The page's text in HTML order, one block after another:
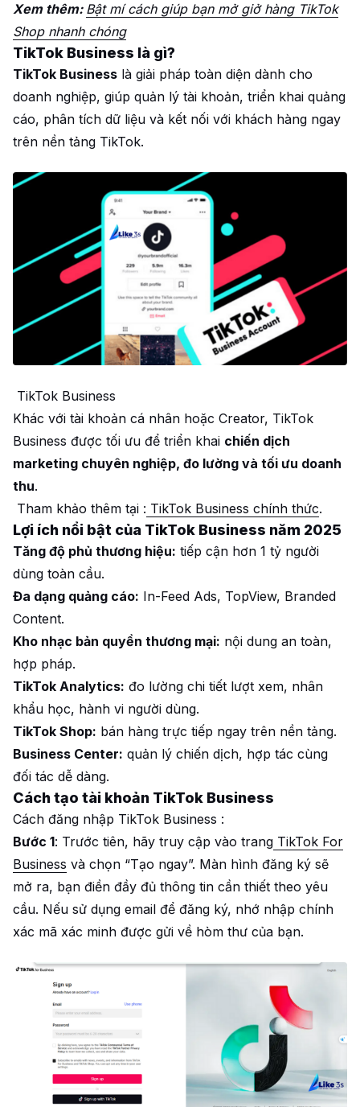
Xem thêm: Bật mí cách giúp bạn mở giở hàng TikTok
Shop nhanh chóng
TikTok Business là gì?
TikTok Business là giải pháp toàn diện dành cho
doanh nghiệp, giúp quản lý tài khoản, triển khai quảng
cáo, phân tích dữ liệu và kết nối với khách hàng ngay
trên nền tảng TikTok.
TikTok Business
Khác với tài khoản cá nhân hoặc Creator, TikTok
Business được tối ưu để triển khai chiến dịch
marketing chuyên nghiệp, đo lường và tối ưu doanh
thu.
Tham khảo thêm tại : TikTok Business chính thức.
Lợi ích nổi bật của TikTok Business năm 2025
Tăng độ phủ thương hiệu: tiếp cận hơn 1 tỷ người
dùng toàn cầu.
Đa dạng quảng cáo: In-Feed Ads, TopView, Branded
Content.
Kho nhạc bản quyền thương mại: nội dung an toàn,
hợp pháp.
TikTok Analytics: đo lường chi tiết lượt xem, nhân
khẩu học, hành vi người dùng.
TikTok Shop: bán hàng trực tiếp ngay trên nền tảng.
Business Center: quản lý chiến dịch, hợp tác cùng
đối tác dễ dàng.
Cách tạo tài khoản TikTok Business
Cách đăng nhập TikTok Business :
Bước 1: Trước tiên, hãy truy cập vào trang TikTok For
Business và chọn “Tạo ngay”. Màn hình đăng ký sẽ
mở ra, bạn điền đầy đủ thông tin cần thiết theo yêu
cầu. Nếu sử dụng email để đăng ký, nhớ nhập chính
xác mã xác minh được gửi về hòm thư của bạn.